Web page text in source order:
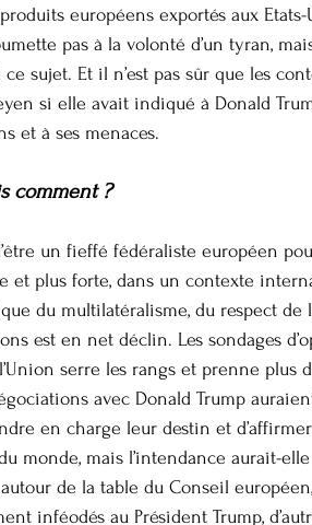
européens exportés aux
pas à la volonté d’un tyran,
sujet. Et il n’est pas sûr que les
si elle avait indiqué à Donald
et à ses menaces.
comment ?
un fieffé fédéraliste européen
et plus forte, dans un contexte
du multilatéralisme, du respect de
est en net déclin. Les sondages
serre les rangs et prenne plus
avec Donald Trump
en charge leur destin et
monde, mais l’intendance aurait-
de la table du Conseil
inféodés au Président Trump,